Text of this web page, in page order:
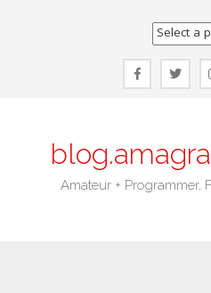
Amateur + Programmer,